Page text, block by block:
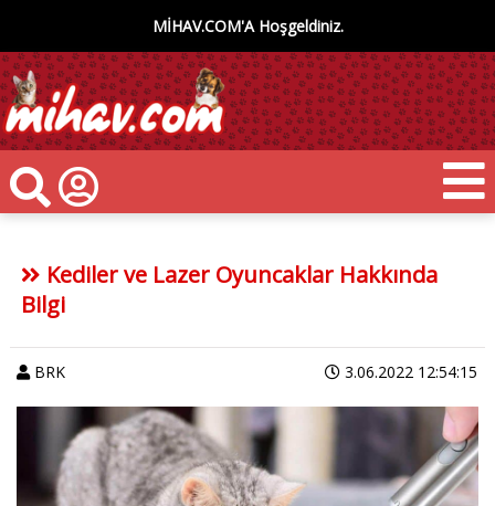
MİHAV.COM'A Hoşgeldiniz.
Kediler ve Lazer Oyuncaklar Hakkında
Bilgi
BRK 3.06.2022 12:54:15